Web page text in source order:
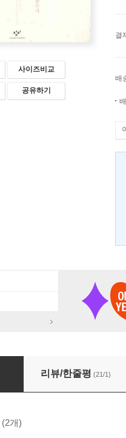
사이즈비교
공유하기
결
배
리뷰/한줄평 (21/1)
(2개)